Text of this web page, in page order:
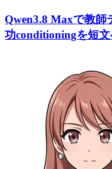
Qwen3.8 Maxで教
功conditioningを短